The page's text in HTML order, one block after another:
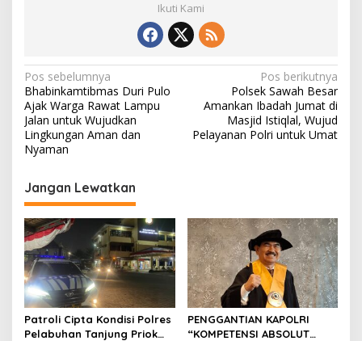
Ikuti Kami
N
a
v
i
a
s
i
p
o
s
Pos sebelumnya
Bhabinkamtibmas Duri Pulo
Ajak Warga Rawat Lampu
Jalan untuk Wujudkan
Lingkungan Aman dan
Nyaman
Pos berikutnya
Polsek Sawah Besar
Amankan Ibadah Jumat di
Masjid Istiqlal, Wujud
Pelayanan Polri untuk Umat
Jangan Lewatkan
Patroli Cipta Kondisi Polres
Pelabuhan Tanjung Priok
PENGGANTIAN KAPOLRI
“KOMPETENSI ABSOLUT